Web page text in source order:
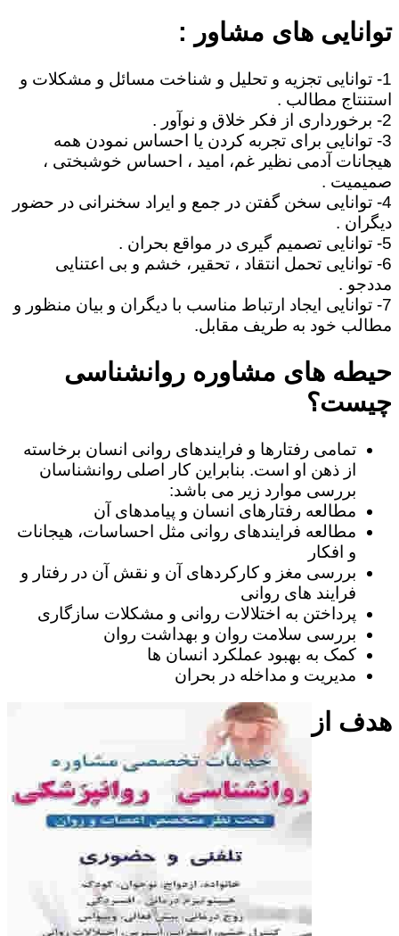
توانایی های مشاور :
1- توانایی تجزیه و تحلیل و شناخت مسائل و مشکلات و
استنتاج مطالب .
2- برخورداری از فکر خلاق و نوآور .
3- توانایی برای تجربه کردن یا احساس نمودن همه
هیجانات آدمی نظیر غم، امید ، احساس خوشبختی ،
صمیمیت .
4- توانایی سخن گفتن در جمع و ایراد سخنرانی در حضور
دیگران .
5- توانایی تصمیم گیری در مواقع بحران .
6- توانایی تحمل انتقاد ، تحقیر، خشم و بی اعتنایی
مددجو .
7- توانایی ایجاد ارتباط مناسب با دیگران و بیان منظور و
مطالب خود به طریف مقابل.
حیطه های مشاوره روانشناسی
چیست؟
تمامی رفتارها و فرایندهای روانی انسان برخاسته
از ذهن او است. بنابراین کار اصلی روانشناسان
بررسی موارد زیر می باشد:
مطالعه رفتارهای انسان و پیامدهای آن
مطالعه فرایندهای روانی مثل احساسات، هیجانات
و افکار
بررسی مغز و کارکردهای آن و نقش آن در رفتار و
فرایند های روانی
پرداختن به اختلالات روانی و مشکلات سازگاری
بررسی سلامت روان و بهداشت روان
کمک به بهبود عملکرد انسان ها
مدیریت و مداخله در بحران
هدف از